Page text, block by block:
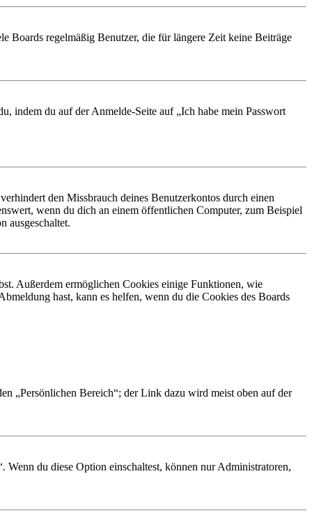
Boards regelmäßig Benutzer, die für längere Zeit keine Beiträge
indem du auf der Anmelde-Seite auf „Ich habe mein Passwort
den Missbrauch deines Benutzerkontos durch einen
wenn du dich an einem öffentlichen Computer, zum Beispiel
ausgeschaltet.
Außerdem ermöglichen Cookies einige Funktionen, wie
hast, kann es helfen, wenn du die Cookies des Boards
„Persönlichen Bereich“; der Link dazu wird meist oben auf der
du diese Option einschaltest, können nur Administratoren,